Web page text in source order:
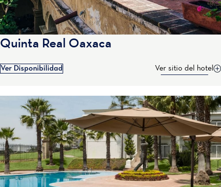
Quinta Real Oaxaca
Ver Disponibilidad Ver sitio del hotel